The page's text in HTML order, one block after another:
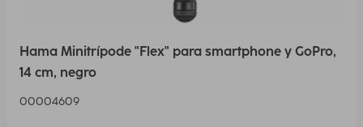
Hama Minitrípode "Flex" para smartphone y GoPro,
14 cm, negro
00004609